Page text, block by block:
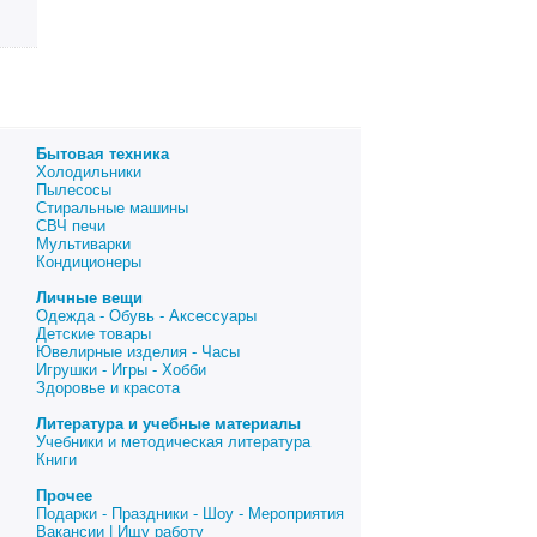
Бытовая техника
Холодильники
Пылесосы
Стиральные машины
СВЧ печи
Мультиварки
Кондиционеры
Личные вещи
Одежда - Обувь - Аксессуары
Детские товары
Ювелирные изделия - Часы
Игрушки - Игры - Хобби
Здоровье и красота
Литература и учебные материалы
Учебники и методическая литература
Книги
Прочее
Подарки - Праздники - Шоу - Мероприятия
Вакансии | Ищу работу